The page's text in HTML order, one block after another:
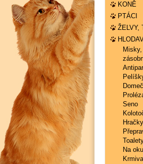
KONĚ
PTÁCI
ŽELVY,
Seno
Hračky
Na
Krmiva